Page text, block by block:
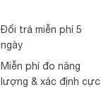
Đổi trả miễn phí 5
ngày
Miễn phí đo năng
lượng & xác định cực